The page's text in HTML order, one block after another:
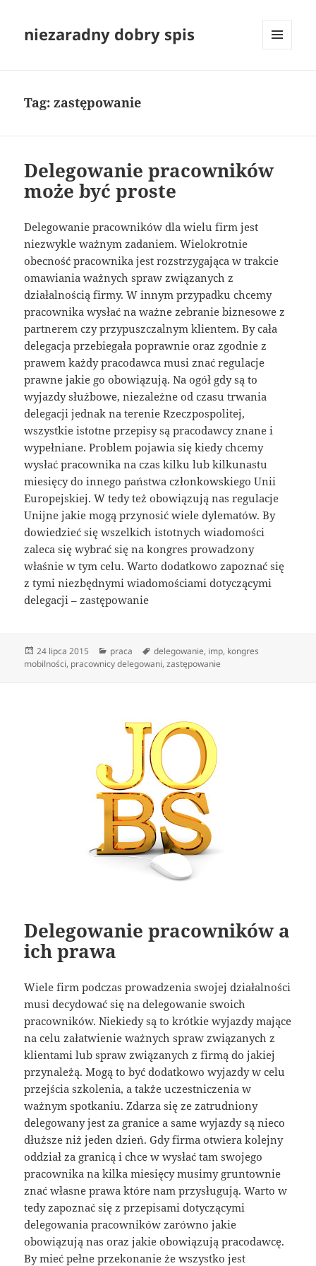
niezaradny dobry spis
Tag:zastępowanie
Delegowanie pracowników
może być proste
Delegowanie pracowników dla wielu firm jest
niezwykle ważnym zadaniem. Wielokrotnie
obecność pracownika jest rozstrzygająca w trakcie
omawiania ważnych spraw związanych z
działalnością firmy. W innym przypadku chcemy
pracownika wysłać na ważne zebranie biznesowe z
partnerem czy przypuszczalnym klientem. By cała
delegacja przebiegała poprawnie oraz zgodnie z
prawem każdy pracodawca musi znać regulacje
prawne jakie go obowiązują. Na ogół gdy są to
wyjazdy służbowe, niezależne od czasu trwania
delegacji jednak na terenie Rzeczpospolitej,
wszystkie istotne przepisy są pracodawcy znane i
wypełniane. Problem pojawia się kiedy chcemy
wysłać pracownika na czas kilku lub kilkunastu
miesięcy do innego państwa członkowskiego Unii
Europejskiej. W tedy też obowiązują nas regulacje
Unijne jakie mogą przynosić wiele dylematów. By
dowiedzieć się wszelkich istotnych wiadomości
zaleca się wybrać się na kongres prowadzony
właśnie w tym celu. Warto dodatkowo zapoznać się
z tymi niezbędnymi wiadomościami dotyczącymi
delegacji – zastępowanie
Data
publikacji
24 lipca 2015 Kategorie
praca Tagi
delegowanie, imp, kongres
mobilności, pracownicy delegowani,zastępowanie
Delegowanie pracowników a
ich prawa
Wiele firm podczas prowadzenia swojej działalności
musi decydować się na delegowanie swoich
pracowników. Niekiedy są to krótkie wyjazdy mające
na celu załatwienie ważnych spraw związanych z
klientami lub spraw związanych z firmą do jakiej
przynależą. Mogą to być dodatkowo wyjazdy w celu
przejścia szkolenia, a także uczestniczenia w
ważnym spotkaniu. Zdarza się ze zatrudniony
delegowany jest za granice a same wyjazdy są nieco
dłuższe niż jeden dzień. Gdy firma otwiera kolejny
oddział za granicą i chce w wysłać tam swojego
pracownika na kilka miesięcy musimy gruntownie
znać własne prawa które nam przysługują. Warto w
tedy zapoznać się z przepisami dotyczącymi
delegowania pracowników zarówno jakie
obowiązują nas oraz jakie obowiązują pracodawcę.
By mieć pełne przekonanie że wszystko jest